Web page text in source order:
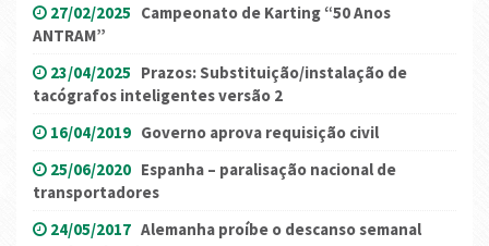
27/02/2025 Campeonato de Karting “50 Anos
ANTRAM”
23/04/2025 Prazos: Substituição/instalação de
tacógrafos inteligentes versão 2
16/04/2019 Governo aprova requisição civil
25/06/2020 Espanha – paralisação nacional de
transportadores
24/05/2017 Alemanha proíbe o descanso semanal